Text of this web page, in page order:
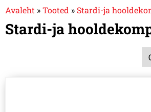
Avaleht »Tooted » Stardi-ja
Stardi-ja